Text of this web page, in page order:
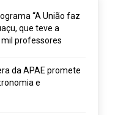
“A União faz
que teve a
professores
da APAE promete
e